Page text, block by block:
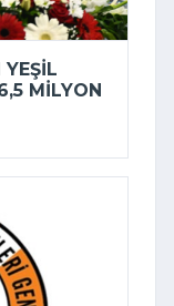
YEŞIL
MILYON